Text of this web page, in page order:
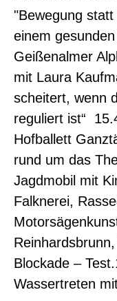
"Bewegung
einem
Geißenalmer
mit Laura
scheitert, wenn
reguliert ist“
Hofballett
rund um das
Jagdmobil mit
Falknerei,
Blockade –
Wassertreten